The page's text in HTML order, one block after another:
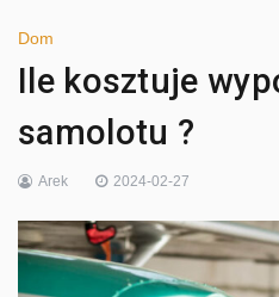
Dom
Ile kosztuje
samolotu ?
Arek 2024-02-27